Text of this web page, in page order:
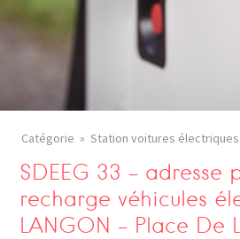
Catégorie Station voitures électriques
SDEEG 33 – adresse
recharge véhicules
LANGON – Place De